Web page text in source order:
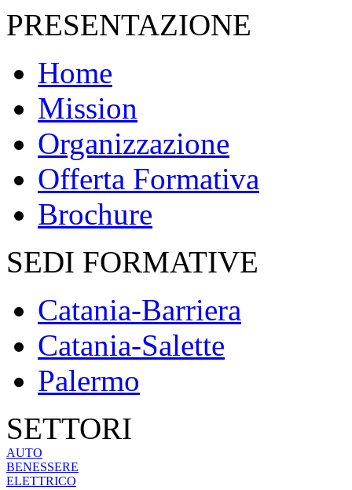
PRESENTAZIONE
Home
Mission
Organizzazione
Offerta Formativa
Brochure
SEDI FORMATIVE
Catania-Barriera
Catania-Salette
Palermo
SETTORI
AUTO
BENESSERE
ELETTRICO